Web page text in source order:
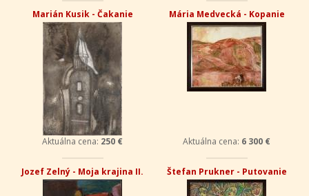
Marián Kusik - Čakanie
Aktuálna cena: 250 €
Mária Medvecká - Kopanie
Aktuálna cena: 6 300 €
Jozef Zelný - Moja krajina II. Štefan Prukner - Putovanie